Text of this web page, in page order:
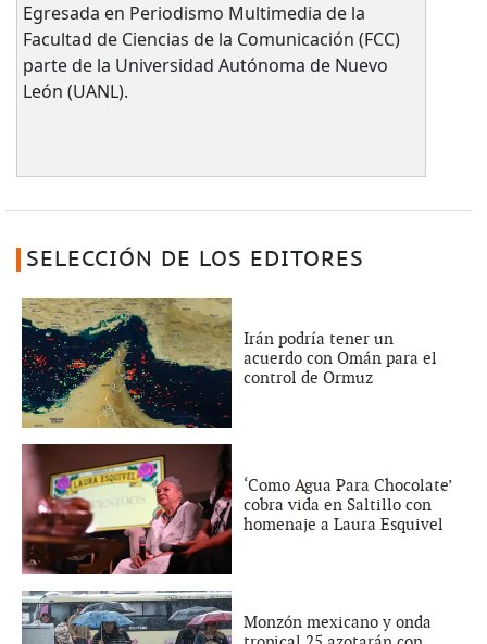
Egresada en Periodismo Multimedia de la
Facultad de Ciencias de la Comunicación (FCC)
parte de la Universidad Autónoma de Nuevo
León (UANL).
SELECCIÓN DE LOS EDITORES
Irán podría tener un
acuerdo con Omán para el
control de Ormuz
‘Como Agua Para Chocolate’
cobra vida en Saltillo con
homenaje a Laura Esquivel
Monzón mexicano y onda